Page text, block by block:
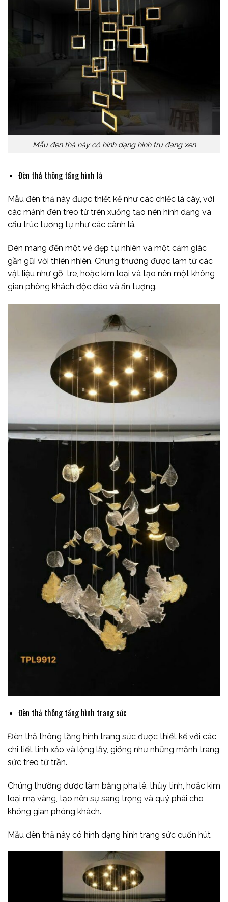
Mẫu đèn thả này có hình dạng hình trụ đang xen
Đèn thả thông tầng hình lá
Mẫu đèn thả này được thiết kế như các chiếc lá cây, với
các mảnh đèn treo từ trên xuống tạo nên hình dạng và
cấu trúc tương tự như các cành lá.
Đèn mang đến một vẻ đẹp tự nhiên và một cảm giác
gần gũi với thiên nhiên. Chúng thường được làm từ các
vật liệu như gỗ, tre, hoặc kim loại và tạo nên một không
gian phòng khách độc đáo và ấn tượng.
Đèn thả thông tầng hình trang sức
Đèn thả thông tầng hình trang sức được thiết kế với các
chi tiết tinh xảo và lộng lẫy, giống như những mảnh trang
sức treo từ trần.
Chúng thường được làm bằng pha lê, thủy tinh, hoặc kim
loại mạ vàng, tạo nên sự sang trọng và quý phái cho
không gian phòng khách.
Mẫu đèn thả này có hình dạng hình trang sức cuốn hút